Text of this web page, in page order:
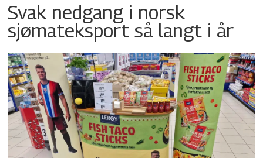
Svak nedgang i norsk
sjømateksport så langt i år